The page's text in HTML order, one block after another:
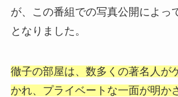
が、この番組での写真公開によっ
となりました。
徹子の部屋は、数多くの著名人が
かれ、プライベートな一面が明か